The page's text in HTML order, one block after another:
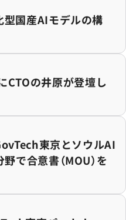
型国産AIモデルの構
産AIモデルの構築・実証
CTOの井原が登壇し
の井原が登壇します（5/20
東京とソウルAI
で合意書（MOU）を
東京とソウルAI財団が
東京パートナーズ」をテ